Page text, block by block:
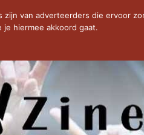
TERUG IN 0... CD VAN DE WEEK:
van adverteerders die ervoor
hiermee akkoord gaat.